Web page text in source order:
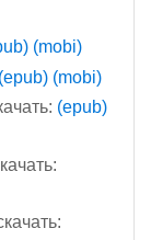
(mobi)
(epub) (mobi)
(epub)